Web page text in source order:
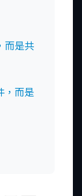
而是共
，而是